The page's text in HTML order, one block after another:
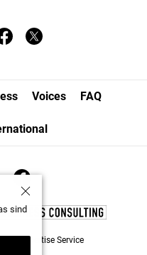
Voices FAQ
Expertise Service
sind